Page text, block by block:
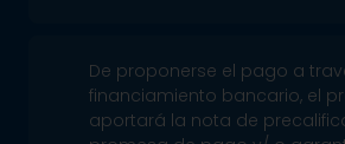
De proponerse el pago a
financiamiento bancario, el
aportará la nota de